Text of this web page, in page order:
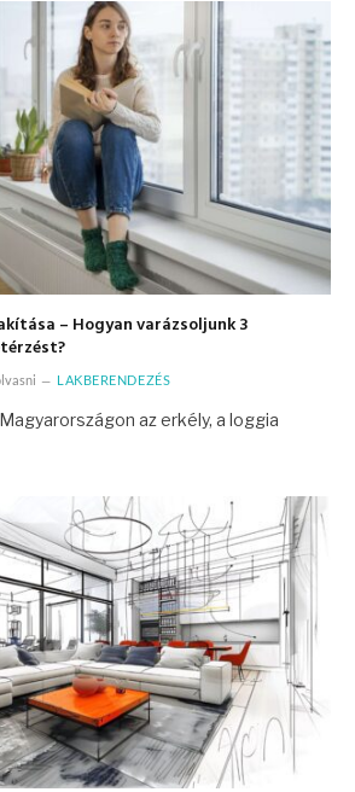
– Hogyan varázsoljunk 3
LAKBERENDEZÉS
az erkély, a loggia